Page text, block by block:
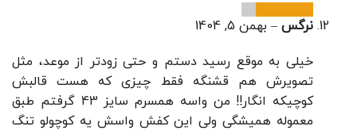
نرگس – بهمن 5, 1404
خیلی به موقع رسید دستم و حتی زودتر از موعد، مثل
تصویرش هم قشنگه فقط چیزی که هست قالبش
کوچیکه انگار!! من واسه همسرم سایز 43 گرفتم طبق
معموله همیشگی ولی این کفش واسش یه کوچولو تنگ